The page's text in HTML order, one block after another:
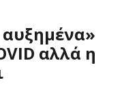
αυξημένα»
αλλά η